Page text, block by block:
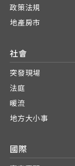
政策法規
地產房市
社會
突發現場
法庭
暖流
地方大小事
國際